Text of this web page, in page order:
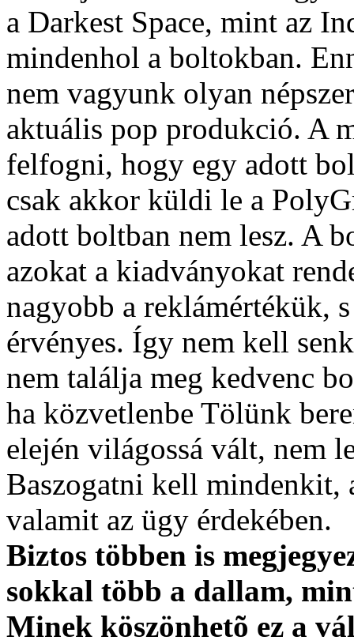
a Darkest Space, mint az
mindenhol a boltokban.
nem vagyunk olyan
aktuális pop produkció. A
felfogni, hogy egy adott
csak akkor küldi le a
adott boltban nem lesz. A
azokat a kiadványokat
nagyobb a reklámértékük,
érvényes. Így nem kell
nem találja meg kedvenc
ha közvetlenbe Tölünk
elején világossá vált, nem
Baszogatni kell mindenkit,
valamit az ügy érdekében.
Biztos többen is
sokkal több a dallam,
Minek köszönhetõ ez a